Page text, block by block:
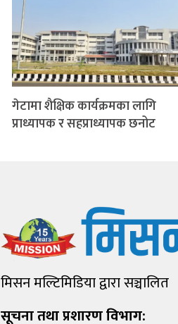
गेटामा शैक्षिक कार्यक्रमका लागि
प्राध्यापक र सहप्राध्यापक छनोट
मिसन मल्टिमिडिया द्वारा सञ्चालित
सूचना तथा प्रशारण विभाग: